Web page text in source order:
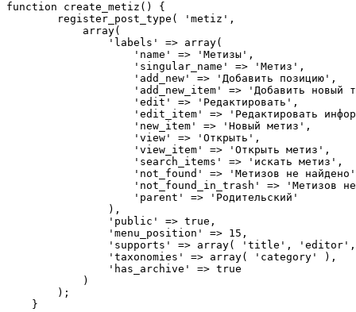
function create_metiz() {
        register_post_type( 'metiz',
            array(
                'labels' => array(
                    'name' => 'Метизы',
                    'singular_name' => 'Метиз',
                    'add_new' => 'Добавить позицию',
'add_new_item' => 'Добавить новый
                    'edit' => 'Редактировать',
'edit_item' => 'Редактировать
                    'new_item' => 'Новый метиз',
                    'view' => 'Открыть',
                    'view_item' => 'Открыть метиз',
                    'search_items' => 'искать метиз',
'not_found' => 'Метизов не
'not_found_in_trash' => 'Метизов
                    'parent' => 'Родительский'
                ),
                'public' => true,
                'menu_position' => 15,
'supports' => array( 'title',
                'taxonomies' => array( 'category' ),
                'has_archive' => true
            )
        );
    }